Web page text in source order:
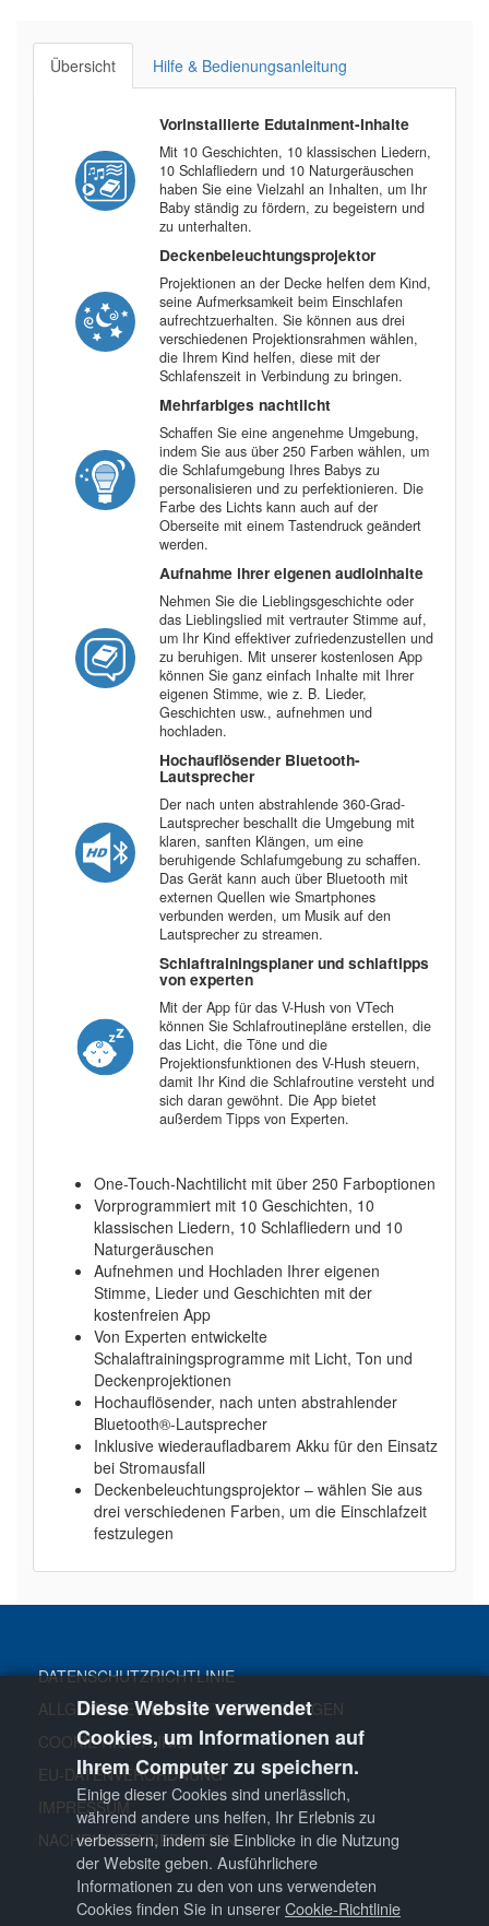
Diese Website verwendet
Cookies, um Informationen auf
Ihrem Computer zu speichern.
Einige dieser Cookies sind unerlässlich,
während andere uns helfen, Ihr Erlebnis zu
verbessern, indem sie Einblicke in die Nutzung
der Website geben. Ausführlichere
Informationen zu den von uns verwendeten
Cookies finden Sie in unsererCookie-Richtlinie
Übersicht Hilfe & Bedienungsanleitung
Vorinstallierte Edutainment-Inhalte
Mit 10 Geschichten, 10 klassischen Liedern,
10 Schlafliedern und 10 Naturgeräuschen
haben Sie eine Vielzahl an Inhalten, um Ihr
Baby ständig zu fördern, zu begeistern und
zu unterhalten.
Deckenbeleuchtungsprojektor
Projektionen an der Decke helfen dem Kind,
seine Aufmerksamkeit beim Einschlafen
aufrechtzuerhalten. Sie können aus drei
verschiedenen Projektionsrahmen wählen,
die Ihrem Kind helfen, diese mit der
Schlafenszeit in Verbindung zu bringen.
Mehrfarbiges nachtlicht
Schaffen Sie eine angenehme Umgebung,
indem Sie aus über 250 Farben wählen, um
die Schlafumgebung Ihres Babys zu
personalisieren und zu perfektionieren. Die
Farbe des Lichts kann auch auf der
Oberseite mit einem Tastendruck geändert
werden.
Aufnahme ihrer eigenen audioinhalte
Nehmen Sie die Lieblingsgeschichte oder
das Lieblingslied mit vertrauter Stimme auf,
um Ihr Kind effektiver zufriedenzustellen und
zu beruhigen. Mit unserer kostenlosen App
können Sie ganz einfach Inhalte mit Ihrer
eigenen Stimme, wie z. B. Lieder,
Geschichten usw., aufnehmen und
hochladen.
Hochauflösender Bluetooth-
Lautsprecher
Der nach unten abstrahlende 360-Grad-
Lautsprecher beschallt die Umgebung mit
klaren, sanften Klängen, um eine
beruhigende Schlafumgebung zu schaffen.
Das Gerät kann auch über Bluetooth mit
externen Quellen wie Smartphones
verbunden werden, um Musik auf den
Lautsprecher zu streamen.
Schlaftrainingsplaner und schlaftipps
von experten
Mit der App für das V-Hush von VTech
können Sie Schlafroutinepläne erstellen, die
das Licht, die Töne und die
Projektionsfunktionen des V-Hush steuern,
damit Ihr Kind die Schlafroutine versteht und
sich daran gewöhnt. Die App bietet
außerdem Tipps von Experten.
One-Touch-Nachtilicht mit über 250 Farboptionen
Vorprogrammiert mit 10 Geschichten, 10
klassischen Liedern, 10 Schlafliedern und 10
Naturgeräuschen
Aufnehmen und Hochladen Ihrer eigenen
Stimme, Lieder und Geschichten mit der
kostenfreien App
Von Experten entwickelte
Schalaftrainingsprogramme mit Licht, Ton und
Deckenprojektionen
Hochauflösender, nach unten abstrahlender
Bluetooth®️-Lautsprecher
Inklusive wiederaufladbarem Akku für den Einsatz
bei Stromausfall
Deckenbeleuchtungsprojektor – wählen Sie aus
drei verschiedenen Farben, um die Einschlafzeit
festzulegen
DATENSCHUTZRICHTLINIE
ALLGEMEINE GESCHÄFTSBEDINGUNGEN
COOKIE RICHTLINIE
EU-DATENVERORDNUNG
IMPRESSUM
NACHRICHTENREDAKTION